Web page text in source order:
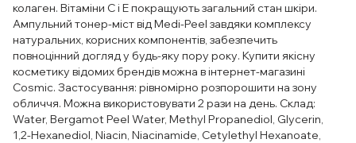
колаген. Вітаміни С і Е покращують загальний стан шкіри.
Ампульний тонер-міст від Medi-Peel завдяки комплексу
натуральних, корисних компонентів, забезпечить
повноцінний догляд у будь-яку пору року. Купити якісну
косметику відомих брендів можна в інтернет-магазині
Cosmic. Застосування: рівномірно розпорошити на зону
обличчя. Можна використовувати 2 рази на день. Склад:
Water, Bergamot Peel Water, Methyl Propanediol, Glycerin,
1,2-Hexanediol, Niacin, Niacinamide, Cetylethyl Hexanoate,